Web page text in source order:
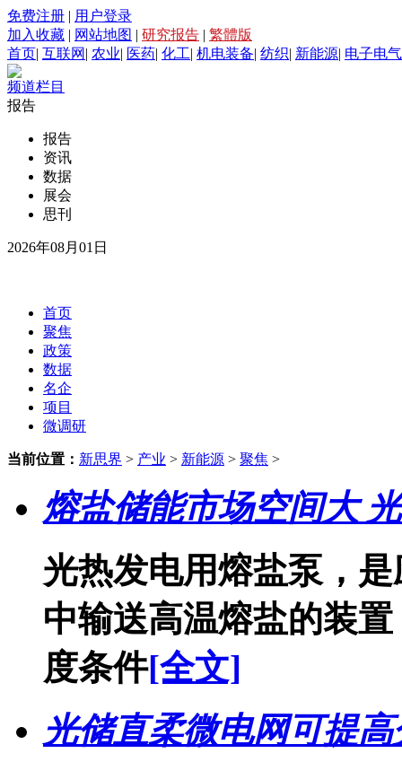
免费注册 | 用户登录
加入收藏 | 网站地图 | 研究报告 | 繁體版
首页| 互联网 | 农业| 医药| 化工| 机电装备| 纺织| 新能源| 电子电气
频道栏目
报告
报告
资讯
数据
展会
思刊
2026年08月01日
首页
聚焦
政策
数据
名企
项目
微调研
当前位置： 新思界 > 产业 > 新能源 > 聚焦 >
熔盐储能市场空间大
光热发电用熔盐泵，
中输送高温熔盐的装
度条件[全文]
光储直柔微电网可提